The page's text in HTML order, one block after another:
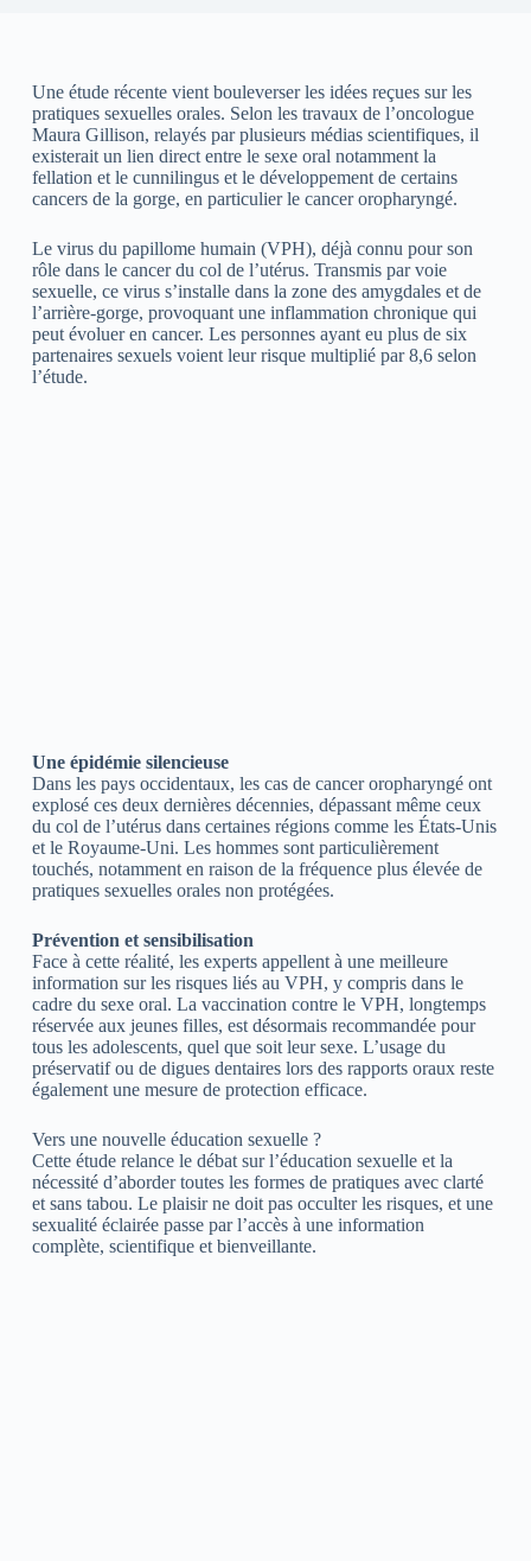
Une étude récente vient bouleverser les idées reçues sur les
pratiques sexuelles orales. Selon les travaux de l’oncologue
Maura Gillison, relayés par plusieurs médias scientifiques, il
existerait un lien direct entre le sexe oral notamment la
fellation et le cunnilingus et le développement de certains
cancers de la gorge, en particulier le cancer oropharyngé.
Le virus du papillome humain (VPH), déjà connu pour son
rôle dans le cancer du col de l’utérus. Transmis par voie
sexuelle, ce virus s’installe dans la zone des amygdales et de
l’arrière-gorge, provoquant une inflammation chronique qui
peut évoluer en cancer. Les personnes ayant eu plus de six
partenaires sexuels voient leur risque multiplié par 8,6 selon
l’étude.
Une épidémie silencieuse
Dans les pays occidentaux, les cas de cancer oropharyngé ont
explosé ces deux dernières décennies, dépassant même ceux
du col de l’utérus dans certaines régions comme les États-Unis
et le Royaume-Uni. Les hommes sont particulièrement
touchés, notamment en raison de la fréquence plus élevée de
pratiques sexuelles orales non protégées.
Prévention et sensibilisation
Face à cette réalité, les experts appellent à une meilleure
information sur les risques liés au VPH, y compris dans le
cadre du sexe oral. La vaccination contre le VPH, longtemps
réservée aux jeunes filles, est désormais recommandée pour
tous les adolescents, quel que soit leur sexe. L’usage du
préservatif ou de digues dentaires lors des rapports oraux reste
également une mesure de protection efficace.
Vers une nouvelle éducation sexuelle ?
Cette étude relance le débat sur l’éducation sexuelle et la
nécessité d’aborder toutes les formes de pratiques avec clarté
et sans tabou. Le plaisir ne doit pas occulter les risques, et une
sexualité éclairée passe par l’accès à une information
complète, scientifique et bienveillante.